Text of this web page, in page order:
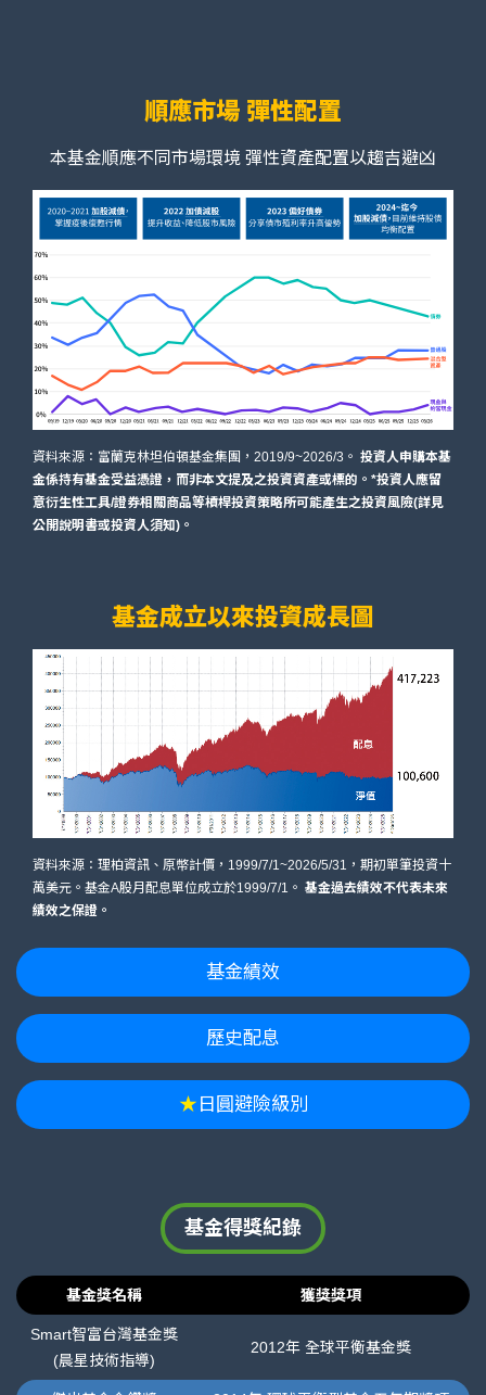
順應市場 彈性配置
本基金順應不同市場環境 彈性資產配置以趨吉避凶
資料來源：富蘭克林坦伯頓基金集團，2019/9~2026/3。 投資人申購本基
金係持有基金受益憑證，而非本文提及之投資資產或標的。*投資人應留
意衍生性工具/證券相關商品等槓桿投資策略所可能產生之投資風險(詳見
公開說明書或投資人須知)。
基金成立以來投資成長圖
資料來源：理柏資訊、原幣計價，1999/7/1~2026/5/31，期初單筆投資十
萬美元。基金A股月配息單位成立於1999/7/1。 基金過去績效不代表未來
績效之保證。
基金績效
歷史配息
★ 日圓避險級別
基金得獎紀錄
基金獎名稱 獲獎獎項
Smart智富台灣基金獎
(晨星技術指導)
2012年 全球平衡基金獎